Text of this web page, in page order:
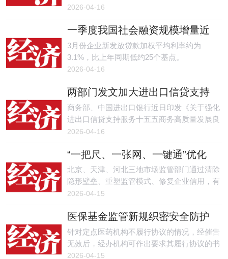
意，现提出如下意见。
2026-04-16
一季度我国社会融资规模增量近
15万亿元 信贷支持实体经济质效
持续提升
3月份企业新发放贷款加权平均利率约为
3.1%，比上年同期低约25个基点。
2026-04-16
两部门发文加大进出口信贷支持
力度
商务部、中国进出口银行近日印发《关于强化
进出口信贷支持服务十五五商务高质量发展良
好开局的通知》，旨在加大进出口信贷支持力
2026-04-16
“一把尺、一张网、一键通”优化
营商环境 京津冀三地协同监管有
新突破
北京、天津、河北三地市场监管部门通过清除
隐形壁垒、重塑监管模式、修复企业信用，有
效降低了区域制度性交易成本，实现三地一标
突破。
2026-04-15
医保基金监管新规织密安全防护
网
针对定点医药机构不履行协议的情况，经催告
无效后，经办机构可作出要求其履行协议的书
面决定，仍拒不履行的，可向法院申请强制执
2026-04-15